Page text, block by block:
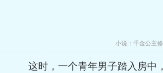
小说： 千金公主
这时，一个青年男子踏入房中，